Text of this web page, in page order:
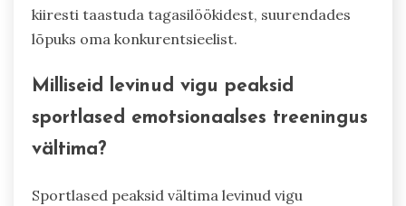
kiiresti taastuda tagasilöökidest, suurendades
lõpuks oma konkurentsieelist.
Milliseid levinud vigu peaksid
sportlased emotsionaalses treeningus
vältima?
Sportlased peaksid vältima levinud vigu